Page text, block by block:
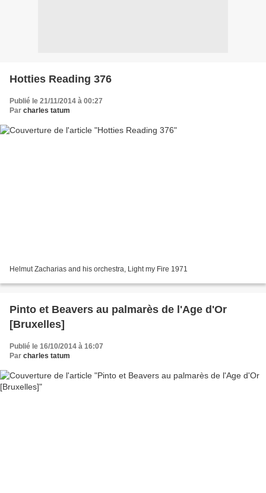
Hotties Reading 376
Publié le 21/11/2014 à 00:27
Par charles tatum
Helmut Zacharias and his orchestra, Light my Fire 1971
Pinto et Beavers au palmarès de l'Age d'Or
[Bruxelles]
Publié le 16/10/2014 à 16:07
Par charles tatum